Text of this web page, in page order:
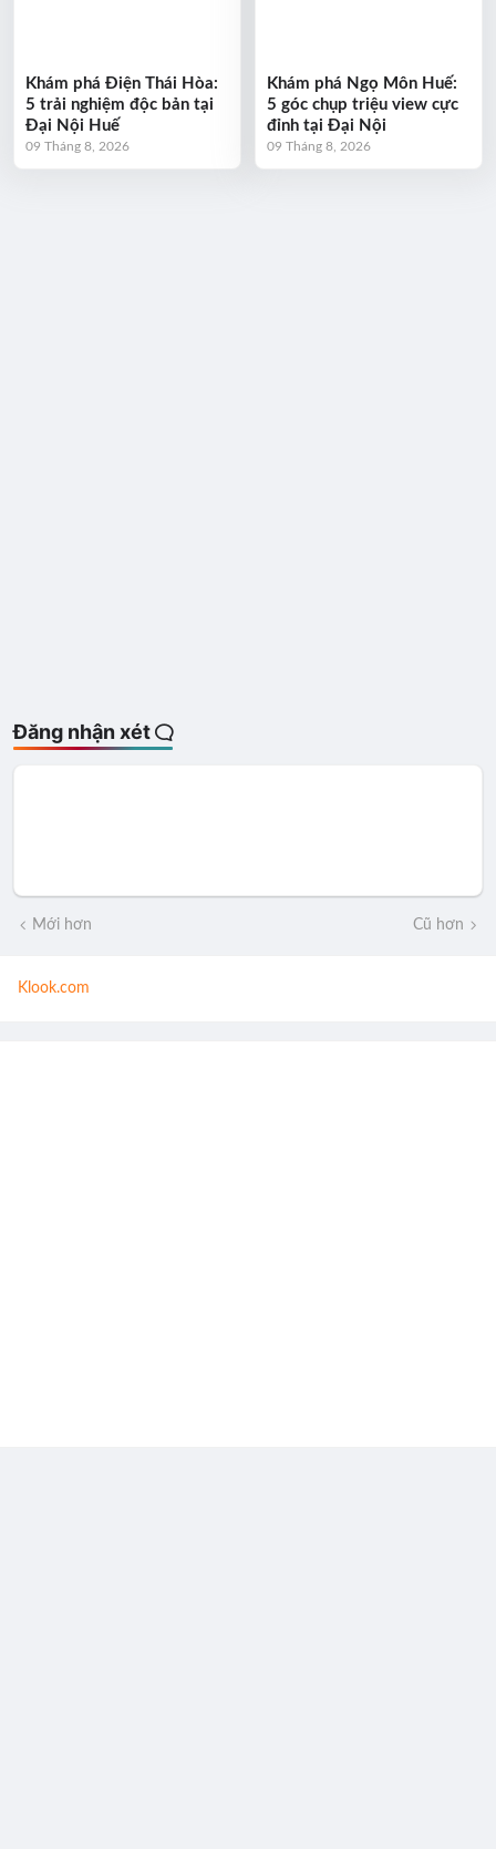
Khám phá Điện Thái Hòa:
5 trải nghiệm độc bản tại
Đại Nội Huế
09 Tháng 8, 2026
Khám phá Ngọ Môn Huế:
5 góc chụp triệu view cực
đỉnh tại Đại Nội
09 Tháng 8, 2026
Đăng nhận xét
Mới hơn Cũ hơn
Klook.com